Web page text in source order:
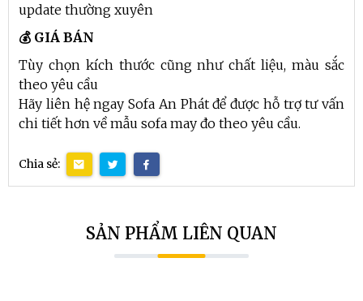
update thường xuyên
💰 GIÁ BÁN
Tùy chọn kích thước cũng như chất liệu, màu sắc
theo yêu cầu
Hãy liên hệ ngay Sofa An Phát để được hỗ trợ tư vấn
chi tiết hơn về mẫu sofa may đo theo yêu cầu.
Chia sẻ:
SẢN PHẨM LIÊN QUAN